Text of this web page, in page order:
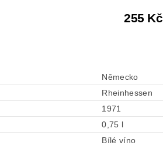
255 Kč
Německo
Rheinhessen
1971
0,75 l
Bílé víno